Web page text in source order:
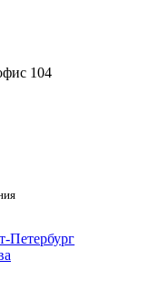
104
Петербург